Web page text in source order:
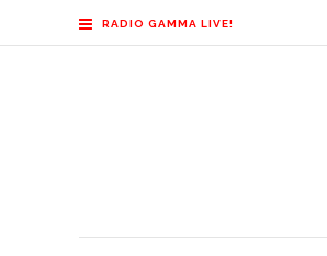
RADIO GAMMA LIVE!